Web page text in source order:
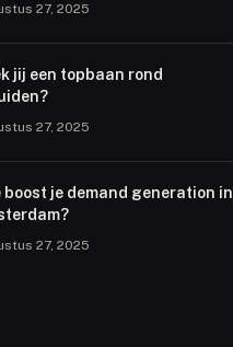
27, 2025
jij een topbaan rond
27, 2025
boost je demand generation in
27, 2025